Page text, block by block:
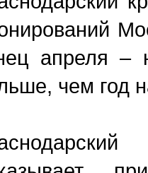
апреля –
чем год